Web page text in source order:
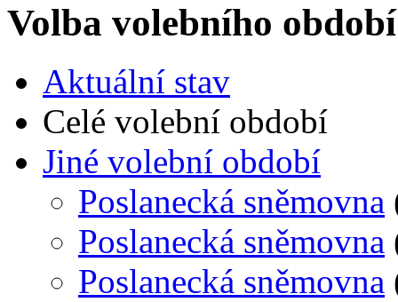
Volba volebního období
Aktuální stav
Celé volební období
Jiné volební období
Poslanecká sněmovna
Poslanecká sněmovna
Poslanecká sněmovna